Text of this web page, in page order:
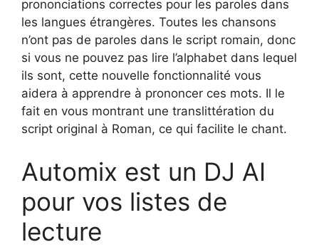
prononciations correctes pour les paroles dans
les langues étrangères. Toutes les chansons
n’ont pas de paroles dans le script romain, donc
si vous ne pouvez pas lire l’alphabet dans lequel
ils sont, cette nouvelle fonctionnalité vous
aidera à apprendre à prononcer ces mots. Il le
fait en vous montrant une translittération du
script original à Roman, ce qui facilite le chant.
Automix est un DJ AI
pour vos listes de
lecture